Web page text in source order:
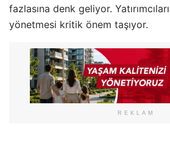
fazlasına denk geliyor.
yönetmesi kritik önem taşıyor.
REKLAM